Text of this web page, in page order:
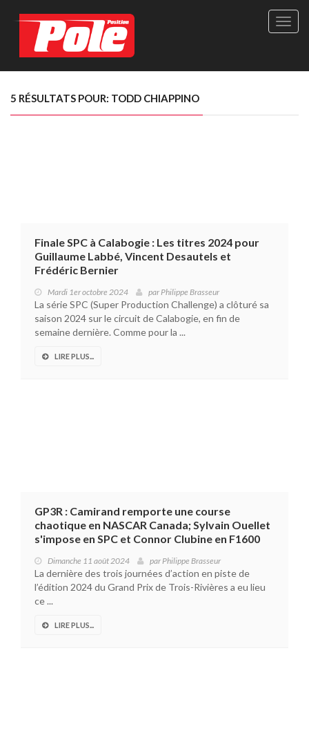
Site
Le
5 RÉSULTATS POUR: TODD CHIAPPINO
Finale SPC à Calabogie : Les titres 2024 pour
Guillaume Labbé, Vincent Desautels et
Frédéric Bernier
Mardi 1er octobre 2024 parPhilippe Brasseur
La série SPC (Super Production Challenge) a clôturé sa
saison 2024 sur le circuit de Calabogie, en fin de
semaine dernière. Comme pour la ...
LIRE PLUS...
GP3R : Camirand remporte une course
chaotique en NASCAR Canada; Sylvain Ouellet
s'impose en SPC et Connor Clubine en F1600
Dimanche 11 août 2024 parPhilippe Brasseur
La dernière des trois journées d’action en piste de
l’édition 2024 du Grand Prix de Trois-Rivières a eu lieu
ce ...
LIRE PLUS...